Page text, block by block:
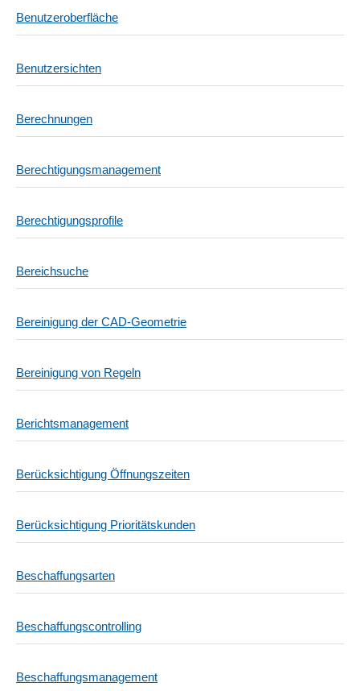
Benutzeroberfläche
Benutzersichten
Berechnungen
Berechtigungsmanagement
Berechtigungsprofile
Bereichsuche
Bereinigung der CAD-Geometrie
Bereinigung von Regeln
Berichtsmanagement
Berücksichtigung Öffnungszeiten
Berücksichtigung Prioritätskunden
Beschaffungsarten
Beschaffungscontrolling
Beschaffungsmanagement